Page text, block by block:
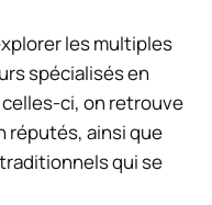
les multiples
spécialisés en
celles-ci, on retrouve
réputés, ainsi que
qui se